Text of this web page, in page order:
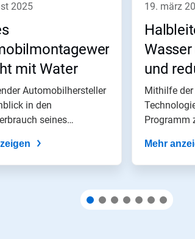
2025
mit Water
25 % seiner
für
Automobilhersteller
in den
seines
19. märz
und
durch
(PCW)
Mithilfe der
Programm
Mehr